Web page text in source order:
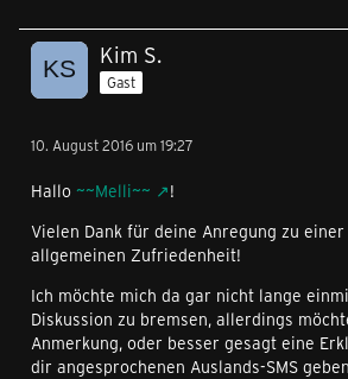
Kim S.
Gast
10. August 2016 um 19:27
Hallo ~~Melli~~
!
Vielen Dank für deine Anregung zu
allgemeinen Zufriedenheit!
Ich möchte mich da gar nicht lange
Diskussion zu bremsen, allerdings
Anmerkung, oder besser gesagt eine
dir angesprochenen Auslands-SMS